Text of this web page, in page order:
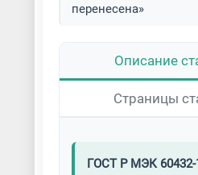
перенесена»
Описание
Страницы
ГОСТ Р МЭК 60432-